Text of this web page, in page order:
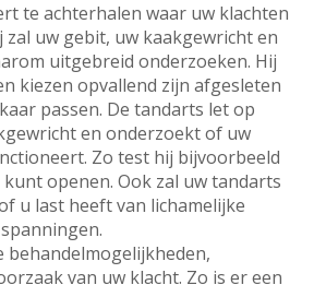
te achterhalen waar uw klachten
zal uw gebit, uw kaakgewricht en
uitgebreid onderzoeken. Hij
kiezen opvallend zijn afgesleten
passen. De tandarts let op
en onderzoekt of uw
Zo test hij bijvoorbeeld
openen. Ook zal uw tandarts
u last heeft van lichamelijke
behandelmogelijkheden,
van uw klacht. Zo is er een